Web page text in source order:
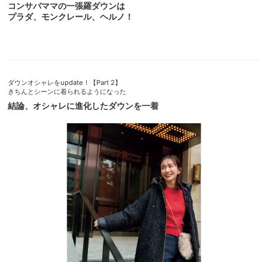
コンサバママの一張羅ダウンは
プラダ、モンクレール、ヘルノ！
ダウンオシャレをupdate！【Part 2】
きちんとシーンに着られるようになった
結論、オシャレに進化したダウンを一着